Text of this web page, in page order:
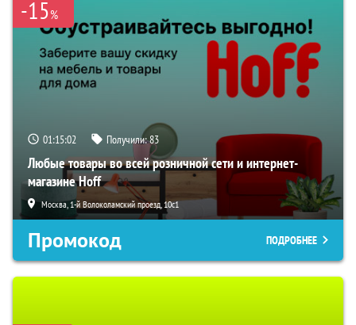
-15%
01:15:01 Получили:83
Любые товары во всей розничной сети и интернет-
магазине Hoff
Москва, 1-й Волоколамский проезд, 10с1
Промокод ПОДРОБНЕЕ